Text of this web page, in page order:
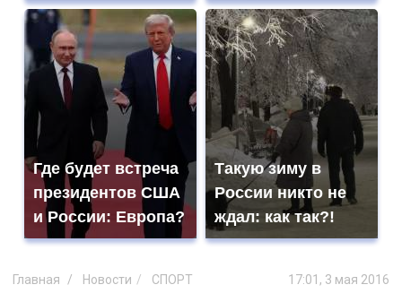
Где будет встреча
президентов США
и России: Европа?
Такую зиму в
России никто не
ждал: как так?!
Главная Новости СПОРТ 17:01, 3 мая 2016